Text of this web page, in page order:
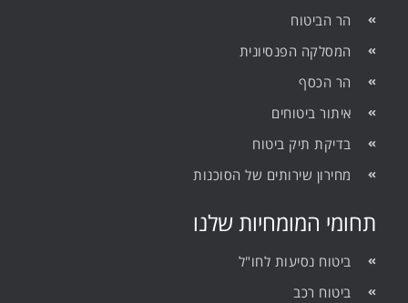
הר הביטוח
המסלקה הפנסיונית
הר הכסף
איתור ביטוחים
בדיקת תיק ביטוח
מחירון שירותים של הסוכנות
תחומי המומחיות שלנו
ביטוח נסיעות לחו"ל
ביטוח רכב